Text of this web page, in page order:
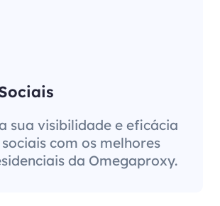
sua visibilidade e eficácia
com os melhores
da Omegaproxy.